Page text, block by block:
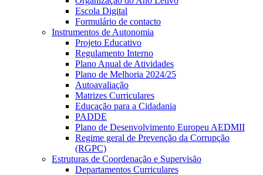
Escola Digital
Formulário de contacto
Instrumentos de Autonomia
Projeto Educativo
Regulamento Interno
Plano Anual de Atividades
Plano de Melhoria 2024/25
Autoavaliação
Matrizes Curriculares
Educação para a Cidadania
PADDE
Plano de Desenvolvimento Europeu AEDMII
Regime geral de Prevenção da Corrupção
(RGPC)
Estruturas de Coordenação e Supervisão
Departamentos Curriculares